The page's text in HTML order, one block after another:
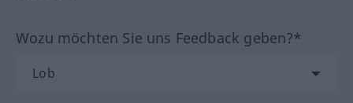
Wozu möchten Sie uns Feedback geben?*